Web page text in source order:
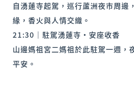
自湧蓮寺起駕，巡行蘆洲夜市周邊
緣，香火與人情交織。
21:30｜駐駕湧蓮寺・安座收香
山邊媽祖宮二媽祖於此駐駕一週，
平安。